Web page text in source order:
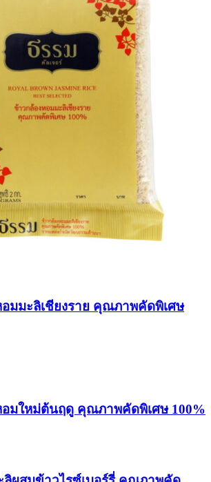
มมะลิเชียงราย คุณภาพคัดพิเศษ
อมใหม่ต้นฤดู คุณภาพคัดพิเศษ 100%